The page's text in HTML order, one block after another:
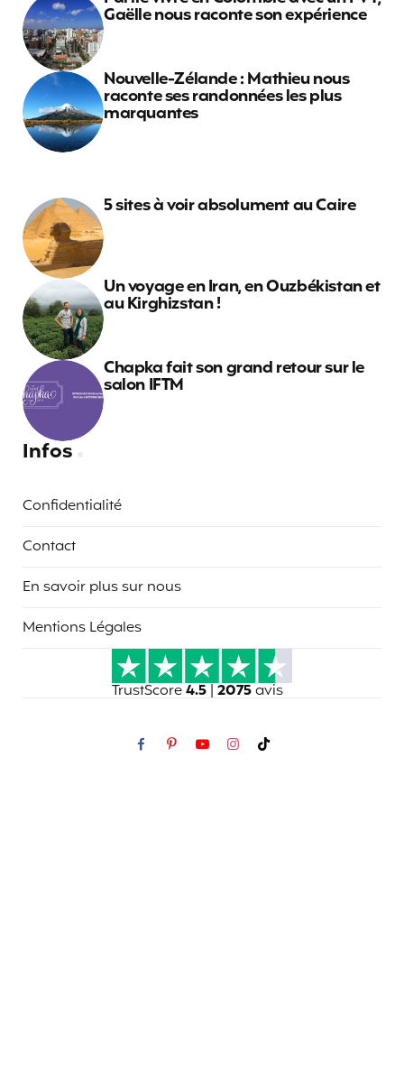
Gaëlle nous raconte son expérience
Nouvelle-Zélande : Mathieu nous
raconte ses randonnées les plus
marquantes
5 sites à voir absolument au Caire
Un voyage en Iran, en Ouzbékistan et
au Kirghizstan !
Chapka fait son grand retour sur le
salon IFTM
Infos
Confidentialité
Contact
En savoir plus sur nous
Mentions Légales
TrustScore4.5 | 2075avis